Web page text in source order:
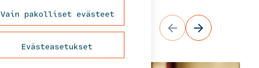
Vain pakolliset evästeet
Evästeasetukset